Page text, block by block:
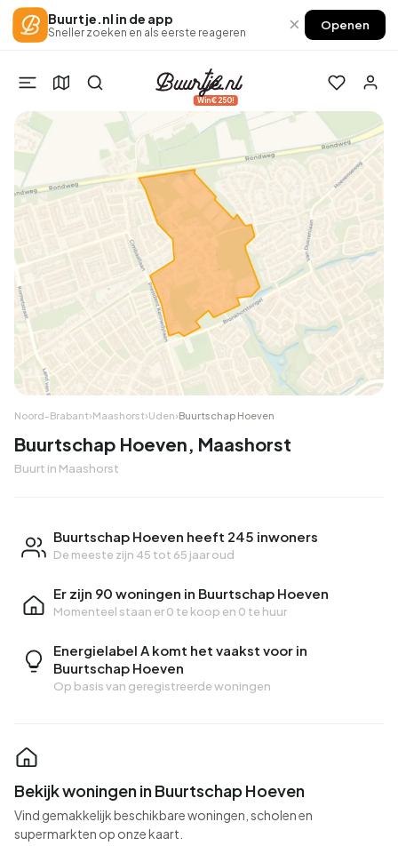
Buurtje.nl in de app
Sneller zoeken en als eerste reageren × Openen
Win €250!
Noord-Brabant›Maashorst›Uden›Buurtschap Hoeven
Buurtschap Hoeven, Maashorst
Buurt in Maashorst
Buurtschap Hoeven heeft 245 inwoners
De meeste zijn 45 tot 65 jaar oud
Er zijn 90 woningen in Buurtschap Hoeven
Momenteel staan er0 te koop en 0 te huur
Energielabel A komt het vaakst voor in
Buurtschap Hoeven
Op basis van geregistreerde woningen
Bekijk woningen in Buurtschap Hoeven
Vind gemakkelijk beschikbare woningen, scholen en
supermarkten op onze kaart.